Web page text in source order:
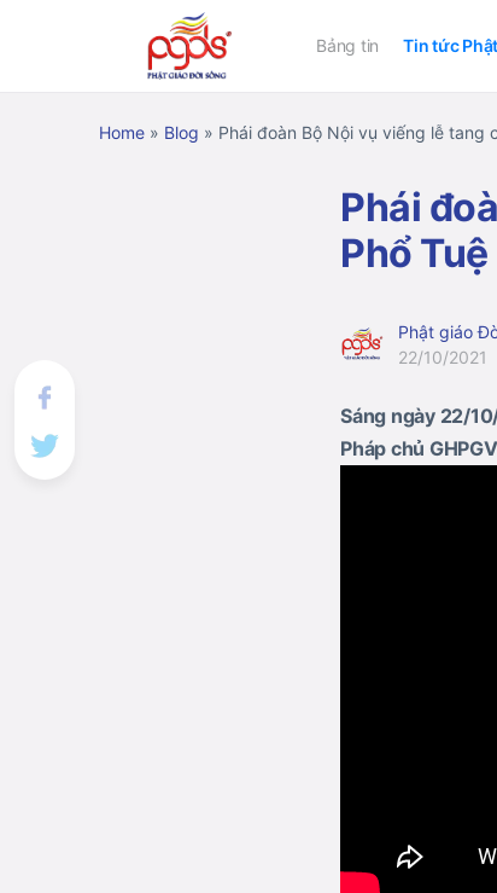
Bảng tin Tin tức
Home » Blog » Phái đoàn Bộ Nội vụ viếng lễ tang
Phái
Phổ Tuệ
Phật giáo
22/10/2021
Sáng ngày 22/
Pháp chủ